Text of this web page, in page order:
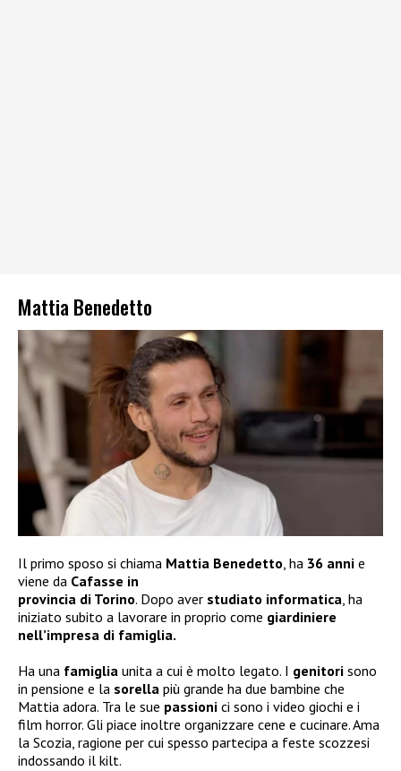
Mattia Benedetto
Il primo sposo si chiama Mattia Benedetto, ha 36 anni e
viene da Cafasse in
provincia di Torino. Dopo aver studiato informatica, ha
iniziato subito a lavorare in proprio come giardiniere
nell’impresa di famiglia.
Ha una famiglia unita a cui è molto legato. I genitori sono
in pensione e la sorella più grande ha due bambine che
Mattia adora. Tra le sue passioni ci sono i video giochi e i
film horror. Gli piace inoltre organizzare cene e cucinare. Ama
la Scozia, ragione per cui spesso partecipa a feste scozzesi
indossando il kilt.